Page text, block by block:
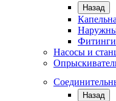
Назад
Насосы и
Назад